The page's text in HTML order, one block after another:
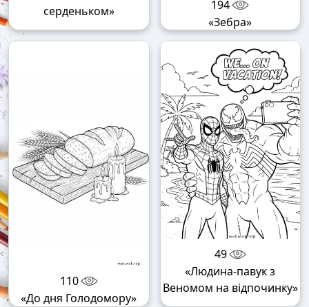
серденьком»
194
«Зебра»
110
«До дня Голодомору»
49
«Людина-павук з
Веномом на відпочинку»